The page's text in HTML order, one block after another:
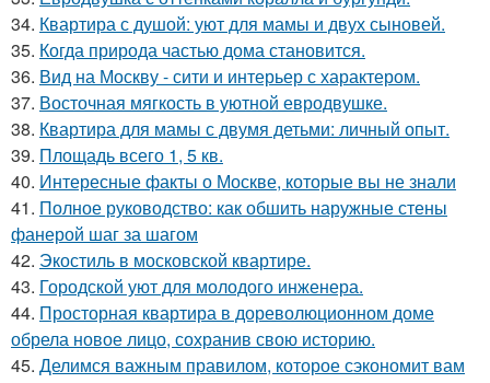
34. Квартира с душой: уют для мамы и двух сыновей.
35. Когда природа частью дома становится.
36. Вид на Москву - сити и интерьер с характером.
37. Восточная мягкость в уютной евродвушке.
38. Квартира для мамы с двумя детьми: личный опыт.
39. Площадь всего 1, 5 кв.
40. Интересные факты о Москве, которые вы не знали
41. Полное руководство: как обшить наружные стены
фанерой шаг за шагом
42. Экостиль в московской квартире.
43. Городской уют для молодого инженера.
44. Просторная квартира в дореволюционном доме
обрела новое лицо, сохранив свою историю.
45. Делимся важным правилом, которое сэкономит вам